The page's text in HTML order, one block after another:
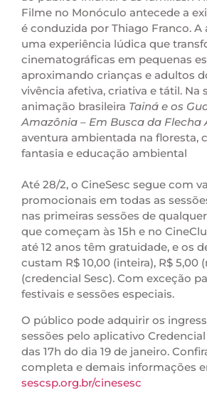
Filme no Monóculo antecede a
é conduzida por Thiago Franco.
uma experiência lúdica que
cinematográficas em pequenas
aproximando crianças e adultos
vivência afetiva, criativa e tátil. Na
animação brasileira Tainá e os
Amazônia – Em Busca da Flecha
aventura ambientada na floresta,
fantasia e educação ambiental
Até 28/2, o CineSesc segue com
promocionais em todas as
nas primeiras sessões de
que começam às 15h e no
até 12 anos têm gratuidade, e os
custam R$ 10,00 (inteira), R$ 5,00
(credencial Sesc). Com exceção
festivais e sessões especiais.
O público pode adquirir os
sessões pelo aplicativo Credencial
das 17h do dia 19 de janeiro.
completa e demais informações
sescsp.org.br/cinesesc